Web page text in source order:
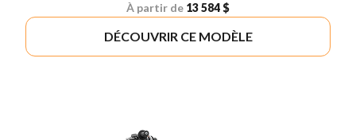
À partir de 13 584 $
DÉCOUVRIR CE MODÈLE